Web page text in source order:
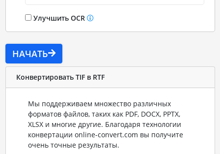
Улучшить OCR
НАЧАТЬ
Конвертировать TIF в RTF
Мы поддерживаем множество различных
форматов файлов, таких как PDF, DOCX, PPTX,
XLSX и многие другие. Благодаря технологии
конвертации online-convert.com вы получите
очень точные результаты.